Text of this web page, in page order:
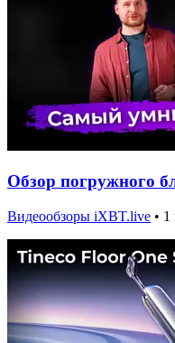
Обзор погружного
Видеообзоры iXBT.live • 1